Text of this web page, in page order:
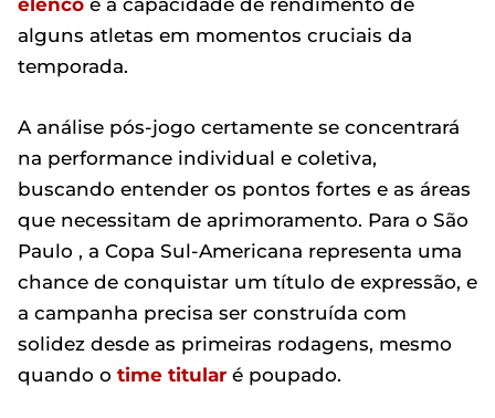
elenco e a capacidade de rendimento de
alguns atletas em momentos cruciais da
temporada.
A análise pós-jogo certamente se concentrará
na performance individual e coletiva,
buscando entender os pontos fortes e as áreas
que necessitam de aprimoramento. Para o São
Paulo , a Copa Sul-Americana representa uma
chance de conquistar um título de expressão, e
a campanha precisa ser construída com
solidez desde as primeiras rodagens, mesmo
quando o time titular é poupado.